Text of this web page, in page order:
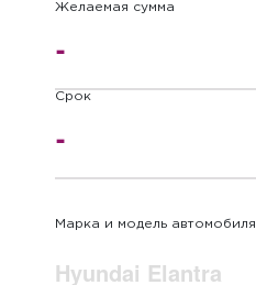
Желаемая сумма
Срок
Марка и модель автомобиля